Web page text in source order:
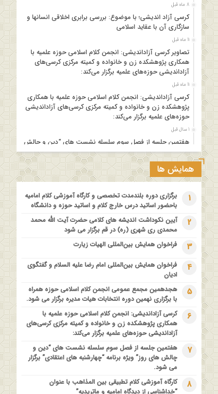
8 ماه قبل
کرسی آزاد اندیشی؛ با موضوع: بررسی برابری اخلاقی انسانها و
سازگاری آن با عقاید اسلامی
11 ماه قبل
تصاویر کرسی آزاداندیشی: انجمن کلام اسلامی حوزه علمیه با
همکاری پژوهشکده زن و خانواده و کمیته مرکزی کرسی‌های
آزاداندیشی حوزه‌های علمیه برگزار می‌کند:
11 ماه قبل
کرسی آزاداندیشی: انجمن کلام اسلامی حوزه علمیه با همکاری
پژوهشکده زن و خانواده و کمیته مرکزی کرسی‌های آزاداندیشی
حوزه‌های علمیه برگزار می‌کند:
1 سال قبل
هفتمین جلسه از فصل سوم سلسله نشست های “دین و چالش
های روز” ویژه برنامه “چهارشنبه های اعتقادی” برگزار می شود.
مدرسه بهاره بازخوانی آموزه وحیانی بینونت پیشینه // تقریرها //
1 سال قبل
کارگاه آموزشی کلام تطبیقی بین المذاهب با عنوان “خداشناسی از
دیدگاه امامیه و ماتریدیه”
اولین همایش ملی” #زن و #خانواده ؛ کاوش های #وحیانی و
1 سال قبل
فراخوان مقاله ویژه سیزدهمین همایش بین المللی’فلسفه دین
معاصر با موضوع: “وحی و نبوت”
همایش ها
1
برگزاری دوره بلندمدت تخصصی و کارگاه آموزشی کلام امامیه
باحضور اساتید درس خارج کلام و اساتید حوزه و دانشگاه
2
آیین نکوداشت اندیشه های کلامی حضرت آیت الله محمد
محمدی ری شهری (ره) در قم برگزار می شود
3 فراخوان همایش بین‌المللی الهیات زیارت
4
فراخوان همایش بین‌المللی امام رضا علیه السلام و گفتگوی
ادیان
5
هجدهمین مجمع عمومی انجمن کلام اسلامی حوزه همراه
با برگزاری نهمین دوره انتخابات هیات مدیره برگزار می شود.
6
کرسی آزاداندیشی: انجمن کلام اسلامی حوزه علمیه با
همکاری پژوهشکده زن و خانواده و کمیته مرکزی کرسی‌های
آزاداندیشی حوزه‌های علمیه برگزار می‌کند:
7
هفتمین جلسه از فصل سوم سلسله نشست های “دین و
چالش های روز” ویژه برنامه “چهارشنبه های اعتقادی” برگزار
می شود.
8
کارگاه آموزشی کلام تطبیقی بین المذاهب با عنوان
“خداشناسی از دیدگاه امامیه و ماتریدیه”